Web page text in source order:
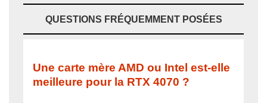
QUESTIONS FRÉQUEMMENT POSÉES
Une carte mère AMD ou Intel est-elle
meilleure pour la RTX 4070 ?